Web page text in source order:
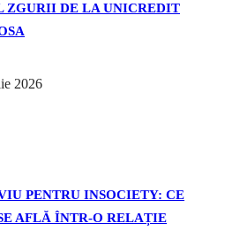
ZGURII DE LA UNICREDIT
2026
PENTRU INSOCIETY: CE
AFLĂ ÎNTR-O RELAȚIE